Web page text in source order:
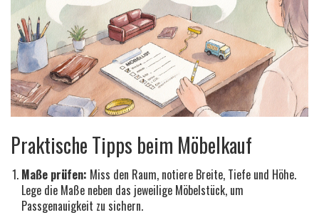
Praktische Tipps beim Möbelkauf
Maße prüfen: Miss den Raum, notiere Breite, Tiefe und Höhe.
Lege die Maße neben das jeweilige Möbelstück, um
Passgenauigkeit zu sichern.